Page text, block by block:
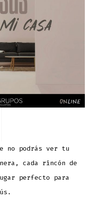
no podrás ver tu
cada rincón de
perfecto para